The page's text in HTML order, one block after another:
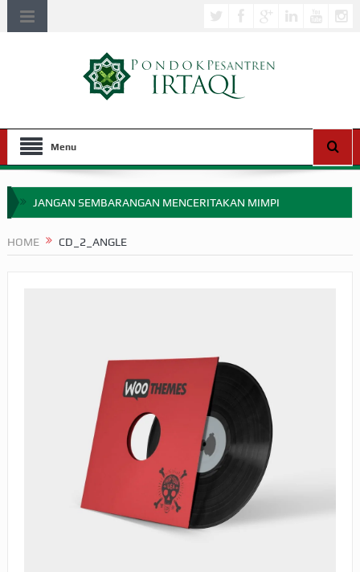
Menu
JANGAN SEMBARANGAN MENCERITAKAN MIMPI
BAGAIMANA CARA MEMBAYAR ZAKAT UANG?
UANG HARAM BISA MENJADI HALAL JIKA SEBAB
KEPEMILIKANNYA BERUBAH
ISTIDLAL BATIL VS ISTIDLAL SYAR’I
BAHASA CINTA KARENA ALLAH
HOME CD_2_ANGLE